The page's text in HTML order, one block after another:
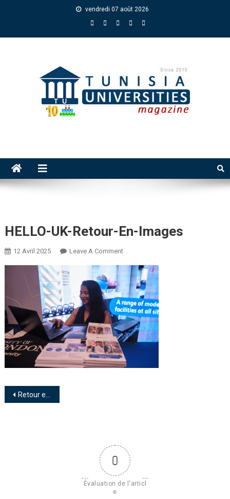
vendredi 07 août 2026
HELLO-UK-Retour-En-Images
12 Avril 2025 Leave A Comment
Retour en images de la 1ère journée du salon HELLO UK à Sousse, demain 13 avril 2025 ça sera à l’hôtel Novotel Tunis Lac 2
0
Évaluation de l'articl
e